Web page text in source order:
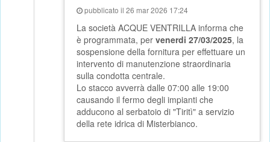
pubblicato il 26 mar 2026 17:24
La società ACQUE VENTRILLA informa che
è programmata, per venerdi 27/03/2025, la
sospensione della fornitura per effettuare un
intervento di manutenzione straordinaria
sulla condotta centrale.
Lo stacco avverrà dalle 07:00 alle 19:00
causando il fermo degli impianti che
adducono al serbatoio di "Tiritì" a servizio
della rete idrica di Misterbianco.